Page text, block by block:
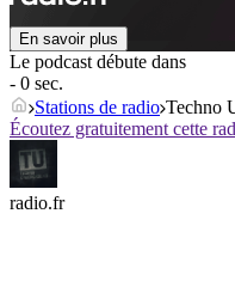
En savoir plus
Le podcast débute dans
- 0 sec.
Stations de radio Techno
Écoutez gratuitement cette
radio.fr